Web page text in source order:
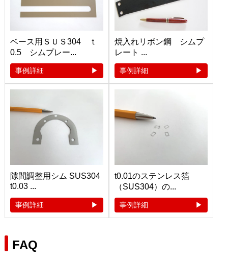
ベース用ＳＵＳ304 ｔ
0.5 シムプレー...
事例詳細
焼入れリボン鋼 シムプ
レート ...
事例詳細
隙間調整用シム SUS304
t0.03 ...
事例詳細
t0.01のステンレス箔
（SUS304）の...
事例詳細
FAQ